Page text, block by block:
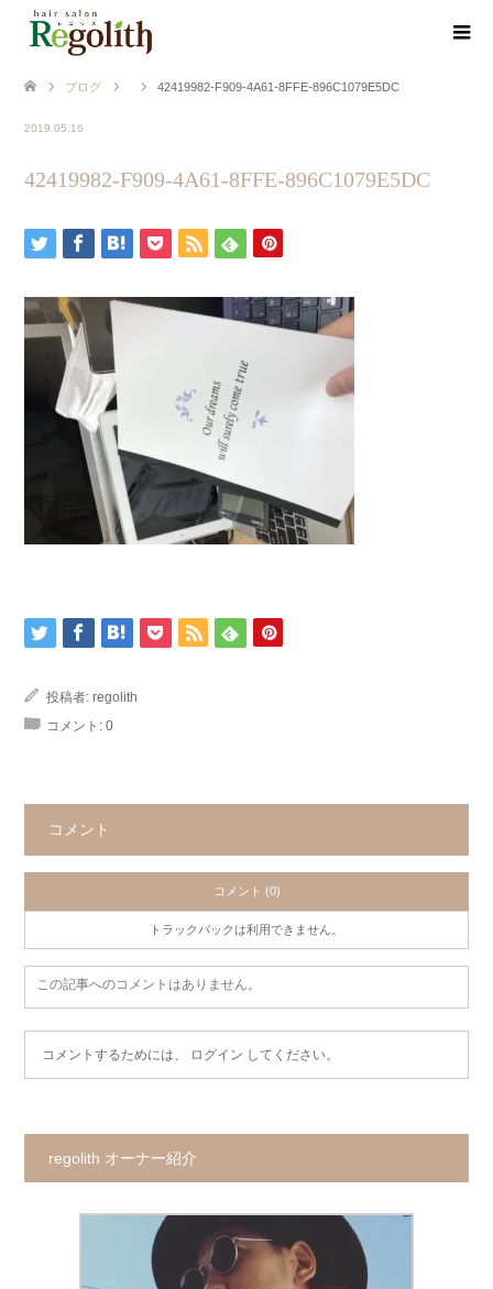
ブログ 42419982-F909-4A61-8FFE-896C1079E5DC
2019.05.16
42419982-F909-4A61-8FFE-896C1079E5DC
投稿者: regolith
コメント: 0
コメント
コメント (0)
トラックバックは利用できません。
この記事へのコメントはありません。
コメントするためには、 ログイン してください。
regolith オーナー紹介